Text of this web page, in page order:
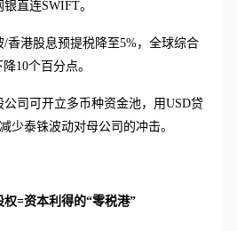
直连SWIFT。
香港股息预提税降至5%，全球综合
10个百分点。
司可开立多币种资金池，用USD贷
少泰铢波动对母公司的冲击。
=资本利得的“零税港”